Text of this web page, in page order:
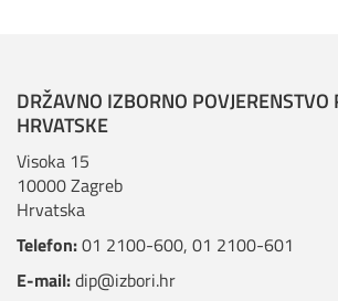
DRŽAVNO IZBORNO
HRVATSKE
Visoka 15
10000 Zagreb
Hrvatska
Telefon:01 2100-600, 01 2100-601
E-mail:dip@izbori.hr